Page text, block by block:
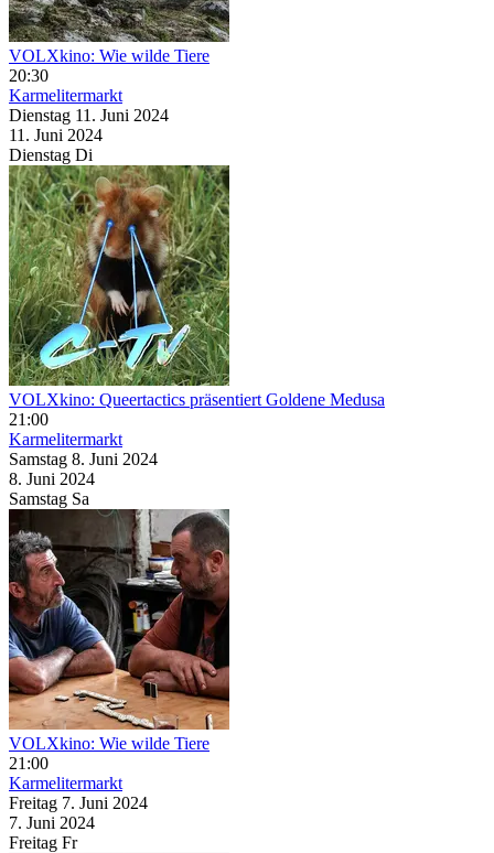
VOLXkino: Wie wilde Tiere
20:30
Karmelitermarkt
Dienstag 11. Juni 2024
11. Juni 2024
Dienstag Di
VOLXkino: Queertactics präsentiert Goldene Medusa
21:00
Karmelitermarkt
Samstag 8. Juni 2024
8. Juni 2024
Samstag Sa
VOLXkino: Wie wilde Tiere
21:00
Karmelitermarkt
Freitag 7. Juni 2024
7. Juni 2024
Freitag Fr